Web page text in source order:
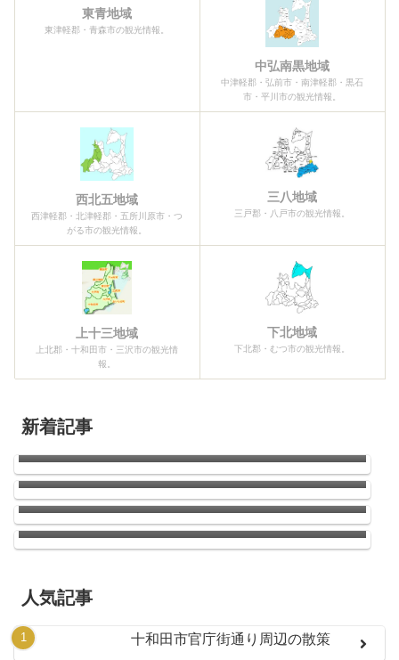
東青地域
東津軽郡・青森市の観光情報。
中弘南黒地域
中津軽郡・弘前市・南津軽郡・黒石
市・平川市の観光情報。
西北五地域
西津軽郡・北津軽郡・五所川原市・つ
がる市の観光情報。
三八地域
三戸郡・八戸市の観光情報。
上十三地域
上北郡・十和田市・三沢市の観光情
報。
下北地域
下北郡・むつ市の観光情報。
新着記事
南郷のひまわり
ウニの季節がやってきた！
店長お気に入りのラーメン屋さんがドーナッ
ツ（ハンバーガーもあり）のお店に変わって
いた件
人気記事
十和田市官庁街通り周辺の散策